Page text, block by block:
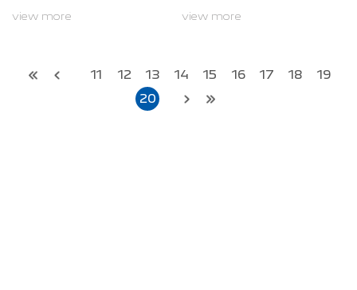
리게 되었습니다. 이미 당사에서
이클 시장을 개척한 바 있습니
다. 트렌디에 대한 소비자님들의
뜨거운 사랑을 도약으로 당사는
view more
게 되었습니다. 벨라 스페셜은 2
판, 안락한 등받이, 세련된 리어백
등 신세대의 감각에 맞춰 새로이
출시 되었습니다. 또 한, 4주년 기
view more
11 12 13 14 15 16 17 18
19
20